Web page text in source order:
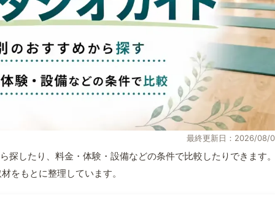
最終更新日：2026/08/
探したり、料金・体験・設備などの条件で比較したりできます
をもとに整理しています。